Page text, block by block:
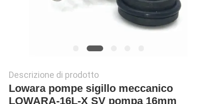
Descrizione di prodotto
Lowara pompe sigillo meccanico
LOWARA-16L-X SV pompa 16mm